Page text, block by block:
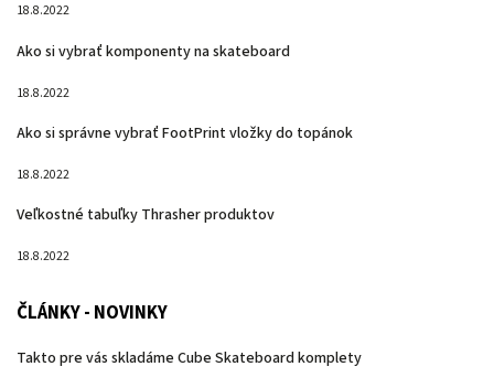
18.8.2022
Ako si vybrať komponenty na skateboard
18.8.2022
Ako si správne vybrať FootPrint vložky do topánok
18.8.2022
Veľkostné tabuľky Thrasher produktov
18.8.2022
ČLÁNKY - NOVINKY
Takto pre vás skladáme Cube Skateboard komplety